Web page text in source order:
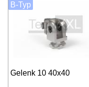
Gelenk 10 40x40
B-Typ